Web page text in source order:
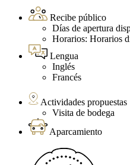
Recibe público
Días de apertura
Horarios: Horarios
Lengua
Inglés
Francés
Actividades propuestas
Visita de bodega
Aparcamiento